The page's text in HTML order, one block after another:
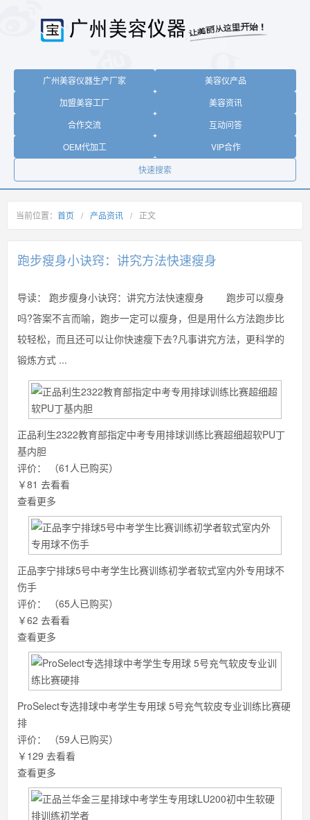
广州美容仪器生产厂家
美容仪产品
加盟美容工厂
美容资讯
合作交流
互动问答
OEM代加工
VIP合作
快速搜索
当前位置： 首页 / 产品资讯 / 正文
跑步瘦身小诀窍：讲究方法快速瘦身
导读：
跑步瘦身小诀窍：讲究方法快速瘦身 跑步可以瘦身
吗?答案不言而喻，跑步一定可以瘦身，但是用什么方法跑步比
较轻松，而且还可以让你快速瘦下去?凡事讲究方法，更科学的
锻炼方式 ...
正品利生2322教育部指定中考专用排球训练比赛超细超软PU丁
基内胆
评价：
（61人已购买）
￥81 去看看
查看更多
正品李宁排球5号中考学生比赛训练初学者软式室内外专用球不
伤手
评价：
（65人已购买）
￥62 去看看
查看更多
ProSelect专选排球中考学生专用球 5号充气软皮专业训练比赛硬
排
评价：
（59人已购买）
￥129 去看看
查看更多